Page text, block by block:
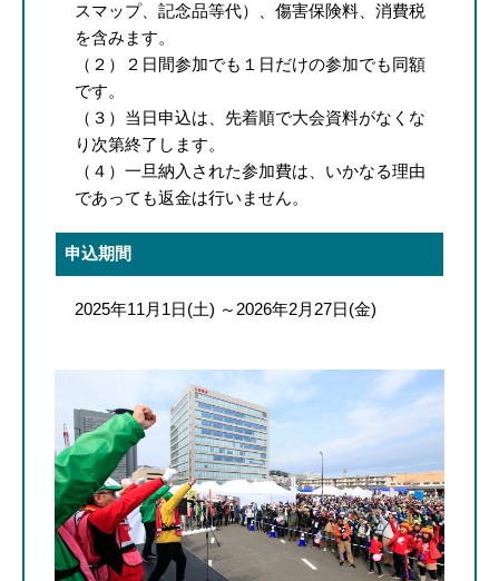
スマップ、記念品等代）、傷害保険料、消費税
を含みます。
（２）２日間参加でも１日だけの参加でも同額
です。
（３）当日申込は、先着順で大会資料がなくな
り次第終了します。
（４）一旦納入された参加費は、いかなる理由
であっても返金は行いません。
申込期間
2025年11月1日(土) ～2026年2月27日(金)